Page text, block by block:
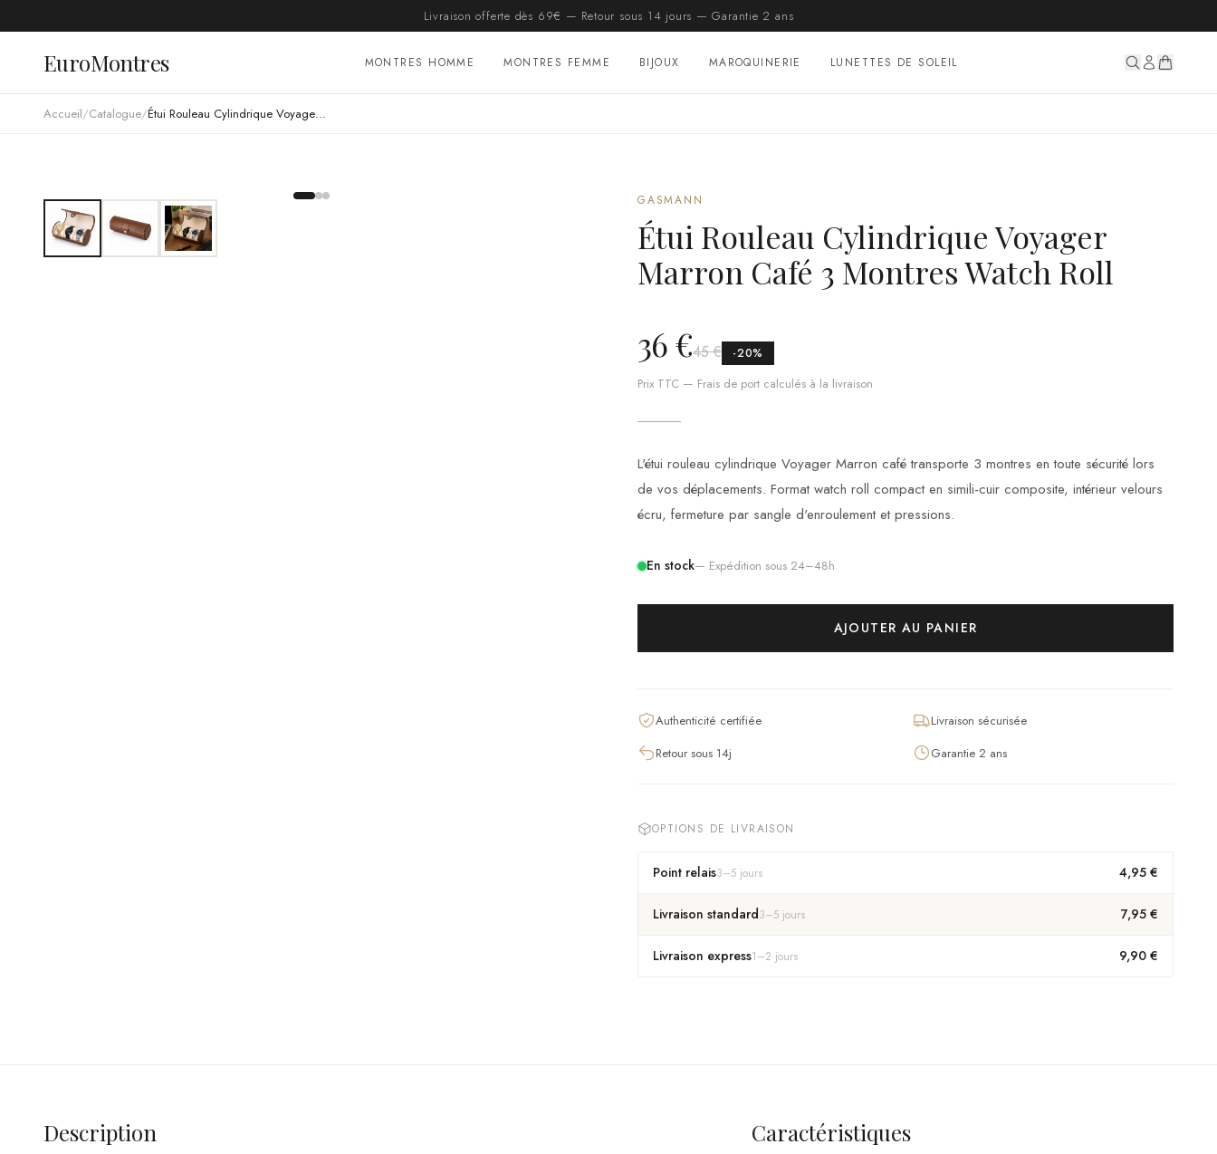
Livraison offerte dès 69€ — Retour sous 14 jours — Garantie 2 ans
EuroMontres MONTRES HOMME MONTRES FEMME BIJOUX MAROQUINERIE LUNETTES DE SOLEIL
Accueil/Catalogue/ Étui Rouleau Cylindrique Voyager Marron Café 3 Montres Watch Roll
GASMANN
Étui Rouleau Cylindrique Voyager
Marron Café 3 Montres Watch Roll
36 €45 € -20%
Prix TTC — Frais de port calculés à la livraison
L'étui rouleau cylindrique Voyager Marron café transporte 3 montres en toute sécurité lors
de vos déplacements. Format watch roll compact en simili-cuir composite, intérieur velours
écru, fermeture par sangle d'enroulement et pressions.
En stock— Expédition sous 24–48h
AJOUTER AU PANIER
Authenticité certifiée
Livraison sécurisée
Retour sous 14j
Garantie 2 ans
OPTIONS DE LIVRAISON
Point relais3–5 jours 4,95 €
Livraison standard3–5 jours 7,95 €
Livraison express1–2 jours 9,90 €
Description Caractéristiques